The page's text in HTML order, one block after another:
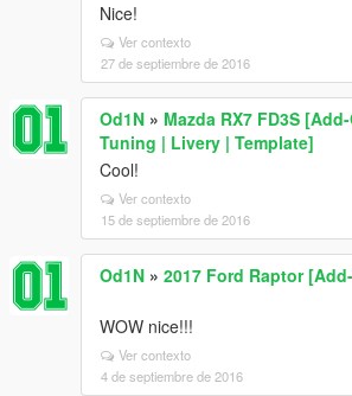
Nice!
Ver contexto
27 de septiembre de 2016
Od1N » Mazda RX7 FD3S
Tuning | Livery | Template]
Cool!
Ver contexto
15 de septiembre de 2016
Od1N » 2017 Ford Raptor
WOW nice!!!
Ver contexto
4 de septiembre de 2016